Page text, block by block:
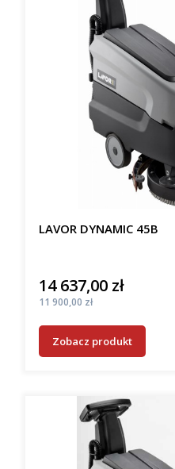
LAVOR DYNAMIC 45B
Cena
14 637,00 zł
Cena
11 900,00 zł
Zobacz produkt